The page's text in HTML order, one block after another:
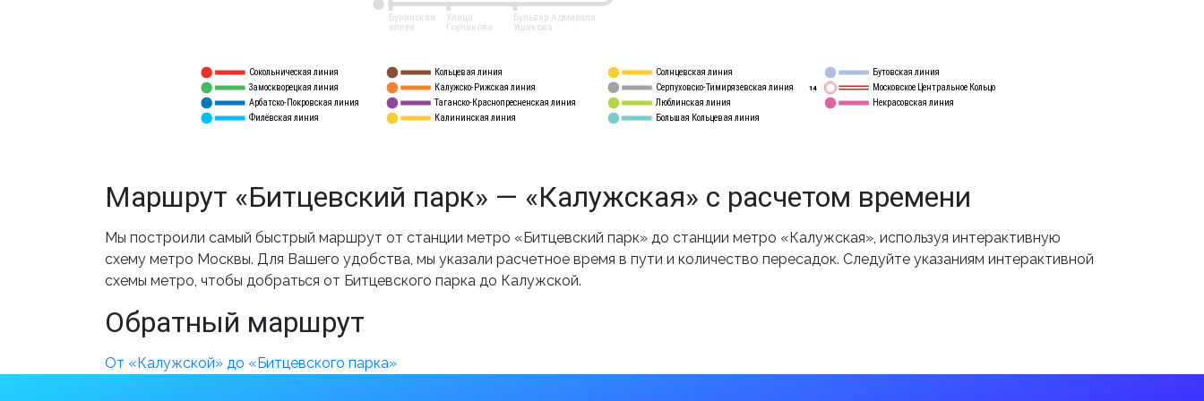
Сокольническая линия
Замоскворецкая линия
Арбатско-Покровская линия
Филёвская линия
Кольцевая линия
Калужско-Рижская линия
Таганско-Краснопресненская линия
Калининская линия
Солнцевская линия
Серпуховско-Тимирязевская линия
Люблинская линия
Бутовская линия
Московское Центральное Кольцо
Большая Кольцевая линия
Некрасовская линия
14
Бульвар Адмирала
Ушакова
Улица
Горчакова
Бунинская
аллея
Маршрут «Битцевский парк» — «Калужская» с расчетом времени
Мы построили самый быстрый маршрут от станции метро «Битцевский парк» до станции метро «Калужская», используя интерактивную
схему метро Москвы. Для Вашего удобства, мы указали расчетное время в пути и количество пересадок. Следуйте указаниям интерактивной
схемы метро, чтобы добраться от Битцевского парка до Калужской.
Обратный маршрут
От «Калужской» до «Битцевского парка»